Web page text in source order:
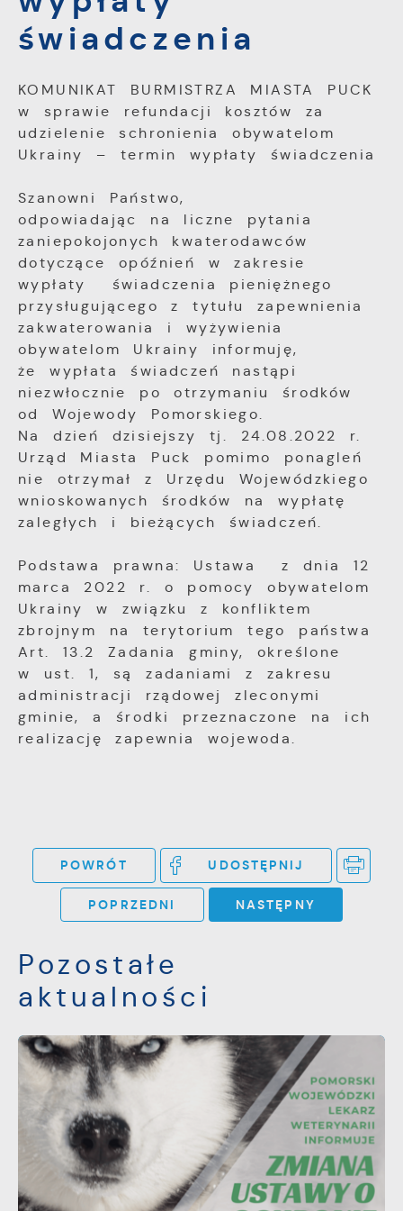
świadczenia
KOMUNIKAT BURMISTRZA MIASTA PUCK
w sprawie refundacji kosztów za
udzielenie schronienia obywatelom
Ukrainy – termin wypłaty świadczenia
Szanowni Państwo,
odpowiadając na liczne pytania
zaniepokojonych kwaterodawców
dotyczące opóźnień w zakresie
wypłaty świadczenia pieniężnego
przysługującego z tytułu zapewnienia
zakwaterowania i wyżywienia
obywatelom Ukrainy informuję,
że wypłata świadczeń nastąpi
niezwłocznie po otrzymaniu środków
od Wojewody Pomorskiego.
Na dzień dzisiejszy tj. 24.08.2022 r.
Urząd Miasta Puck pomimo ponagleń
nie otrzymał z Urzędu Wojewódzkiego
wnioskowanych środków na wypłatę
zaległych i bieżących świadczeń.
Podstawa prawna: Ustawa z dnia 12
marca 2022 r. o pomocy obywatelom
Ukrainy w związku z konfliktem
zbrojnym na terytorium tego państwa
Art. 13.2 Zadania gminy, określone
w ust. 1, są zadaniami z zakresu
administracji rządowej zleconymi
gminie, a środki przeznaczone na ich
realizację zapewnia wojewoda.
POWRÓT UDOSTĘPNIJ
POPRZEDNI NASTĘPNY
Pozostałe
aktualności
witryny internetowej, miejsca oraz
częstotliwości, z jaką odwiedzane są nasze
serwisy www. Dane pozwalają nam na
względem ich popularności wśród
użytkowników. Zgromadzone informacje są
przetwarzane w formie zanonimizowanej.
Wyrażenie zgody na analityczne pliki
cookies gwarantuje dostępność wszystkich
Reklamowe
aktualności na stronach naszych partnerów.
Promocyjne pliki cookies służą do
prezentowania Ci naszych komunikatów na
Twoich zwyczajów dotyczących przeglądanej
witryny internetowej. Treści promocyjne
mogą pojawić się na stronach podmiotów
trzecich lub firm będących naszymi
partnerami oraz innych dostawców usług.
Firmy te działają w charakterze
pośredników prezentujących nasze treści w
postaci wiadomości, ofert, komunikatów
mediów społecznościowych.
Więcej